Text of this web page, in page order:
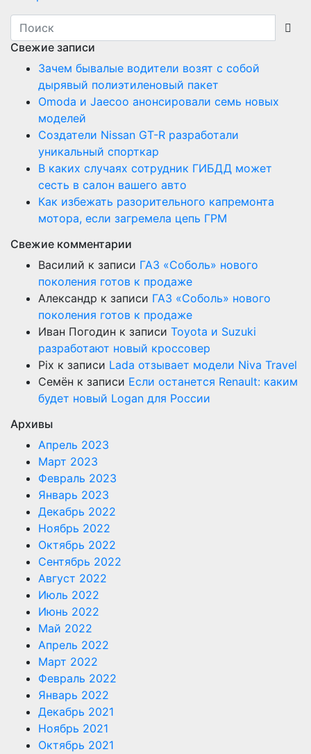
Свежие записи
Зачем бывалые водители возят с собой
дырявый полиэтиленовый пакет
Оmoda и Jaecoo анонсировали семь новых
моделей
Создатели Nissan GT-R разработали
уникальный спорткар
В каких случаях сотрудник ГИБДД может
сесть в салон вашего авто
Как избежать разорительного капремонта
мотора, если загремела цепь ГРМ
Свежие комментарии
Василий к записи ГАЗ «Соболь» нового
поколения готов к продаже
Александр к записи ГАЗ «Соболь» нового
поколения готов к продаже
Иван Погодин к записи Toyota и Suzuki
разработают новый кроссовер
Pix к записи Lada отзывает модели Niva Travel
Семён к записи Если останется Renault: каким
будет новый Logan для России
Архивы
Апрель 2023
Март 2023
Февраль 2023
Январь 2023
Декабрь 2022
Ноябрь 2022
Октябрь 2022
Сентябрь 2022
Август 2022
Июль 2022
Июнь 2022
Май 2022
Апрель 2022
Март 2022
Февраль 2022
Январь 2022
Декабрь 2021
Ноябрь 2021
Октябрь 2021